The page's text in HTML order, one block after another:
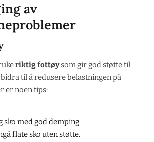
av
riktig fottøysom gir god støtte til
til å redusere belastningen på
er noen tips:
sko med god demping.
flate sko uten støtte.